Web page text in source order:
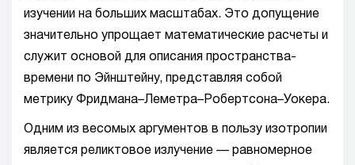
изучении на больших масштабах. Это допущение
значительно упрощает математические расчеты и
служит основой для описания пространства-
времени по Эйнштейну, представляя собой
метрику Фридмана–Леметра–Робертсона–Уокера.
Одним из весомых аргументов в пользу изотропии
является реликтовое излучение — равномерное